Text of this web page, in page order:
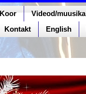
Koor Videod/muusika
Kontakt English